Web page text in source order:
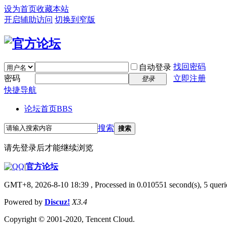
设为首页收藏本站
开启辅助访问 切换到窄版
自动登录 找回密码
密码
登录
立即注册
快捷导航
论坛首页BBS
搜索 搜索
请先登录后才能继续浏览
|官方论坛
GMT+8, 2026-8-10 18:39 , Processed in 0.010551 second(s), 5
Powered by Discuz! X3.4
Copyright © 2001-2020, Tencent Cloud.